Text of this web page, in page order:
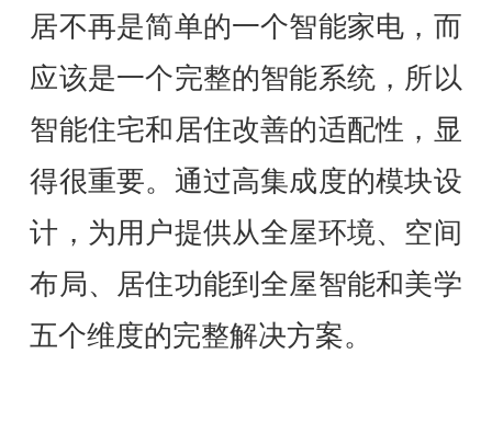
居不再是简单的一个智能家电，而
应该是一个完整的智能系统，所以
智能住宅和居住改善的适配性，显
得很重要。通过高集成度的模块设
计，为用户提供从全屋环境、空间
布局、居住功能到全屋智能和美学
五个维度的完整解决方案。